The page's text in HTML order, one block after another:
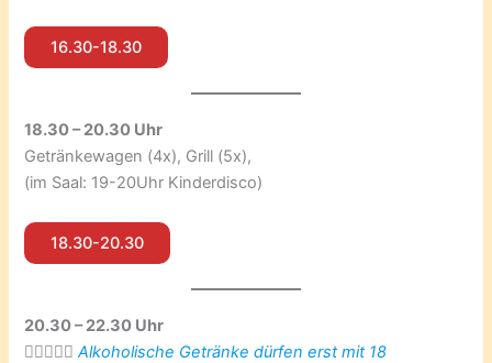
16.30-18.30
18.30 – 20.30 Uhr
Getränkewagen (4x), Grill (5x),
(im Saal: 19-20Uhr Kinderdisco)
18.30-20.30
20.30 – 22.30 Uhr
👮🏼‍♀️☝🏼Alkoholische Getränke dürfen erst mit 18